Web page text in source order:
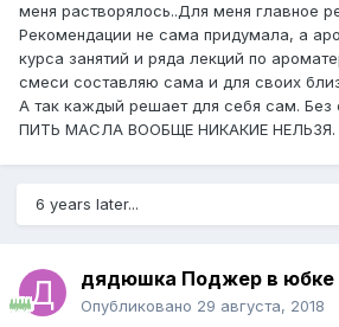
меня растворялось..Для меня главное
Рекомендации не сама придумала, а
курса занятий и ряда лекций по
смеси составляю сама и для своих
А так каждый решает для себя сам. Без
ПИТЬ МАСЛА ВООБЩЕ НИКАКИЕ НЕЛЬЗЯ.
6 years later...
дядюшка Поджер в юбке
Опубликовано 29 августа, 2018